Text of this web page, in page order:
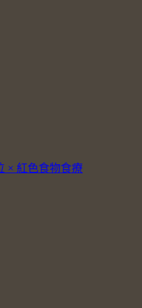
× 紅色食物食療